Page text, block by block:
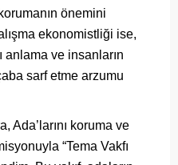
önemini
ekonomistliği ise,
anlama ve insanların
sarf etme arzumu
Ada’larını koruma ve
“Tema Vakfı